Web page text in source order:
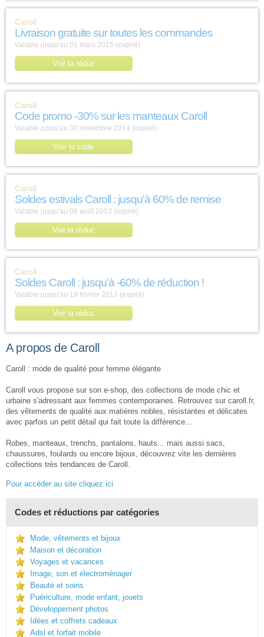
Caroll
Livraison gratuite sur toutes les commandes
Valable jusqu'au 01 mars 2015 (expiré)
Voir la réduc
Caroll
Code promo -30% sur les manteaux Caroll
Valable jusqu'au 30 novembre 2014 (expiré)
Voir le code
Caroll
Soldes estivals Caroll : jusqu'à 60% de remise
Valable jusqu'au 06 août 2013 (expiré)
Voir la réduc
Caroll
Soldes Caroll : jusqu'à -60% de réduction !
Valable jusqu'au 19 février 2013 (expiré)
Voir la réduc
A propos de Caroll
Caroll : mode de qualité pour femme élégante
Caroll vous propose sur son e-shop, des collections de mode chic et
urbaine s'adressant aux femmes contemporaines. Retrouvez sur caroll.fr,
des vêtements de qualité aux matières nobles, résistantes et délicates
avec parfois un petit détail qui fait toute la différence...
Robes, manteaux, trenchs, pantalons, hauts... mais aussi sacs,
chaussures, foulards ou encore bijoux, découvrez vite les dernières
collections très tendances de Caroll.
Pour accéder au site cliquez ici
Codes et réductions par catégories
Mode, vêtements et bijoux
Maison et décoration
Voyages et vacances
Image, son et électroménager
Beauté et soins
Puériculture, mode enfant, jouets
Développement photos
Idées et coffrets cadeaux
Adsl et forfait mobile